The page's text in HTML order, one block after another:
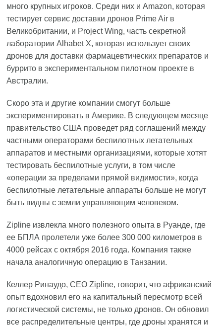
много крупных игроков. Среди них и Amazon, которая
тестирует сервис доставки дронов Prime Air в
Великобритании, и Project Wing, часть секретной
лаборатории Alhabet X, которая использует своих
дронов для доставки фармацевтических препаратов и
буррито в экспериментальном пилотном проекте в
Австралии.
Скоро эта и другие компании смогут больше
экспериментировать в Америке. В следующем месяце
правительство США проведет ряд соглашений между
частными операторами беспилотных летательных
аппаратов и местными организациями, которые хотят
тестировать беспилотные услуги, в том числе
«операции за пределами прямой видимости», когда
беспилотные летательные аппараты больше не могут
быть видны с земли управляющим человеком.
Zipline извлекла много полезного опыта в Руанде, где
ее БПЛА пролетели уже более 300 000 километров в
4000 рейсах с октября 2016 года. Компания также
начала аналогичную операцию в Танзании.
Келлер Ринаудо, CEO Zipline, говорит, что африканский
опыт вдохновил его на капитальный пересмотр всей
логистической системы, не только дронов. Он обновил
все распределительные центры, где дроны хранятся и